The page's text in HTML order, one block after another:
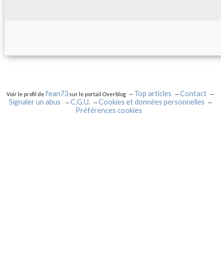
Voir le profil defean73 sur le portail Overblog Top articles
Contact
Signaler un abus
C.G.U.
Cookies et données personnelles
Préférences cookies